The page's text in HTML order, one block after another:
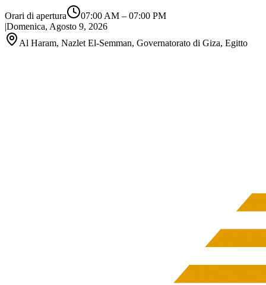
Orari di apertura 07:00 AM – 07:00 PM
|Domenica, Agosto 9, 2026
Al Haram, Nazlet El-Semman, Governatorato di Giza, Egitto